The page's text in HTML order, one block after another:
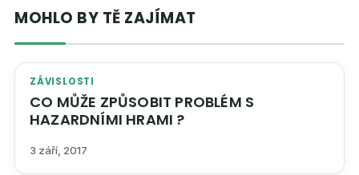
MOHLO BY TĚ ZAJÍMAT
ZÁVISLOSTI
CO MŮŽE ZPŮSOBIT PROBLÉM S
HAZARDNÍMI HRAMI ?
3 září, 2017